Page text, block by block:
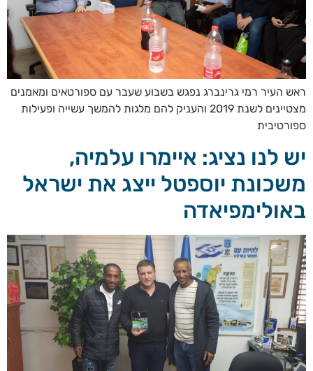
ראש העיר רמי גרינברג נפגש בשבוע שעבר עם ספורטאים ומאמנים
מצטיינים לשנת 2019 והעניק להם מלגות להמשך עשייה ופעילות
ספורטיבית
יש לנו נציג: איימרו עלמיה,
משכונת יוספטל ייצג את ישראל
באולימפיאדה